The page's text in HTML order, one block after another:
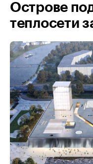
Острове
теплосети